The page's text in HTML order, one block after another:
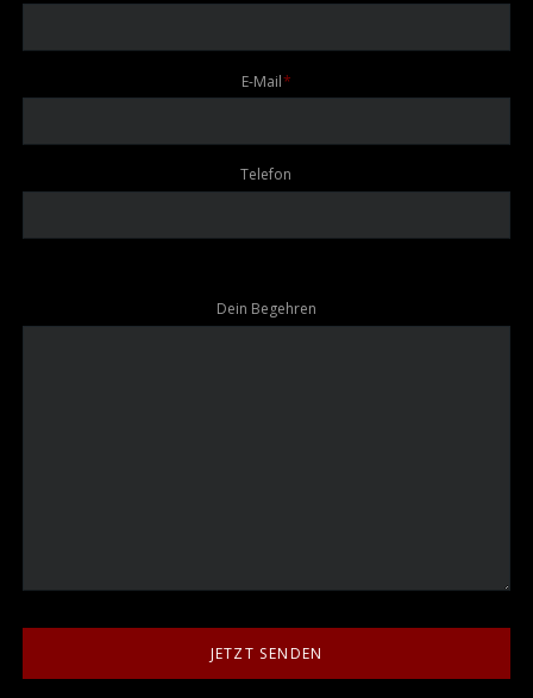
Pflichtfeld
E-Mail*
Telefon
Dein Begehren
JETZT SENDEN